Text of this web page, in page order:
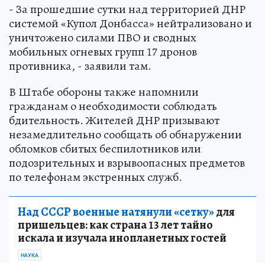
- За прошедшие сутки над территорией ДНР
системой «Купол Донбасса» нейтрализовано и
уничтожено силами ПВО и сводных
мобильных огневых групп 17 дронов
противника, - заявили там.
В Штабе обороны также напомнили
гражданам о необходимости соблюдать
бдительность. Жителей ДНР призывают
незамедлительно сообщать об обнаружении
обломков сбитых беспилотников или
подозрительных и взрывоопасных предметов
по телефонам экстренных служб.
Над СССР военные натянули «сетку»для
пришельцев: как страна 13 лет тайно
искала и изучала инопланетных гостей
НАУКА